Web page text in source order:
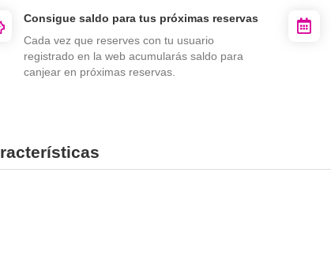
Consigue saldo para tus próximas reservas
Cada vez que reserves con tu usuario
registrado en la web acumularás saldo para
canjear en próximas reservas.